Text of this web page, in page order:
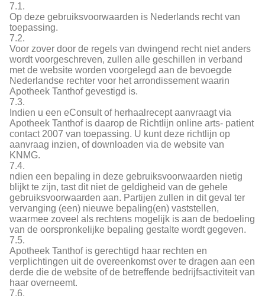
7.1.
Op deze gebruiksvoorwaarden is Nederlands recht van
toepassing.
7.2.
Voor zover door de regels van dwingend recht niet anders
wordt voorgeschreven, zullen alle geschillen in verband
met de website worden voorgelegd aan de bevoegde
Nederlandse rechter voor het arrondissement waarin
Apotheek Tanthof gevestigd is.
7.3.
Indien u een eConsult of herhaalrecept aanvraagt via
Apotheek Tanthof is daarop de Richtlijn online arts- patient
contact 2007 van toepassing. U kunt deze richtlijn op
aanvraag inzien, of downloaden via de website van
KNMG.
7.4.
ndien een bepaling in deze gebruiksvoorwaarden nietig
blijkt te zijn, tast dit niet de geldigheid van de gehele
gebruiksvoorwaarden aan. Partijen zullen in dit geval ter
vervanging (een) nieuwe bepaling(en) vaststellen,
waarmee zoveel als rechtens mogelijk is aan de bedoeling
van de oorspronkelijke bepaling gestalte wordt gegeven.
7.5.
Apotheek Tanthof is gerechtigd haar rechten en
verplichtingen uit de overeenkomst over te dragen aan een
derde die de website of de betreffende bedrijfsactiviteit van
haar overneemt.
7.6.